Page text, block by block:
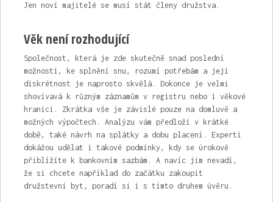
Jen noví majitelé se musí stát členy družstva.
Věk není rozhodující
Společnost, která je zde skutečně snad poslední
možností, ke splnění snu, rozumí potřebám a její
diskrétnost je naprosto skvělá. Dokonce je velmi
shovívavá k různým záznamům v registru nebo i věkové
hranici. Zkrátka vše je závislé pouze na domluvě a
možných výpočtech. Analýzu vám předloží v krátké
době, také návrh na splátky a dobu placení. Experti
dokážou udělat i takové podmínky, kdy se úrokově
přiblížíte k bankovním sazbám. A navíc jim nevadí,
že si chcete například do začátku zakoupit
družstevní byt, poradí si i s tímto druhem úvěru.